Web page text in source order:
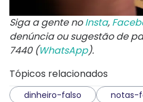
Siga a gente noInsta,
denúncia ou sugestão de
7440 (WhatsApp).
Tópicos relacionados
dinheiro-falso
notas-